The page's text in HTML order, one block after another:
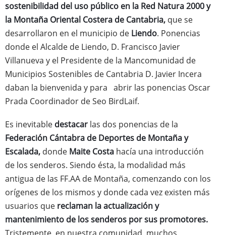
sostenibilidad del uso público en la Red Natura 2000 y
la Montaña Oriental Costera de Cantabria, que se
desarrollaron en el municipio de Liendo. Ponencias
donde el Alcalde de Liendo, D. Francisco Javier
Villanueva y el Presidente de la Mancomunidad de
Municipios Sostenibles de Cantabria D. Javier Incera
daban la bienvenida y para abrir las ponencias Oscar
Prada Coordinador de Seo BirdLaif.
Es inevitable destacar las dos ponencias de la
Federación Cántabra de Deportes de Montaña y
Escalada, donde Maite Costa hacía una introducción
de los senderos. Siendo ésta, la modalidad más
antigua de las FF.AA de Montaña, comenzando con los
orígenes de los mismos y donde cada vez existen más
usuarios que reclaman la actualización y
mantenimiento de los senderos por sus promotores.